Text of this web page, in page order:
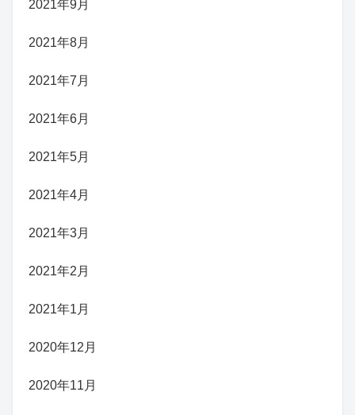
2021年9月
2021年8月
2021年7月
2021年6月
2021年5月
2021年4月
2021年3月
2021年2月
2021年1月
2020年12月
2020年11月